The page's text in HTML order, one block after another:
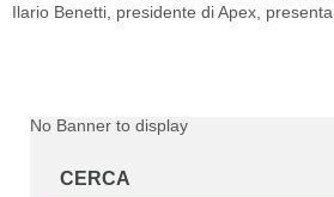
Ilario Benetti, presidente di Apex, presenta
No Banner to display
CERCA